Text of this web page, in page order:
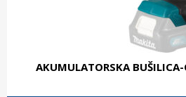
AKUMULATORSKA